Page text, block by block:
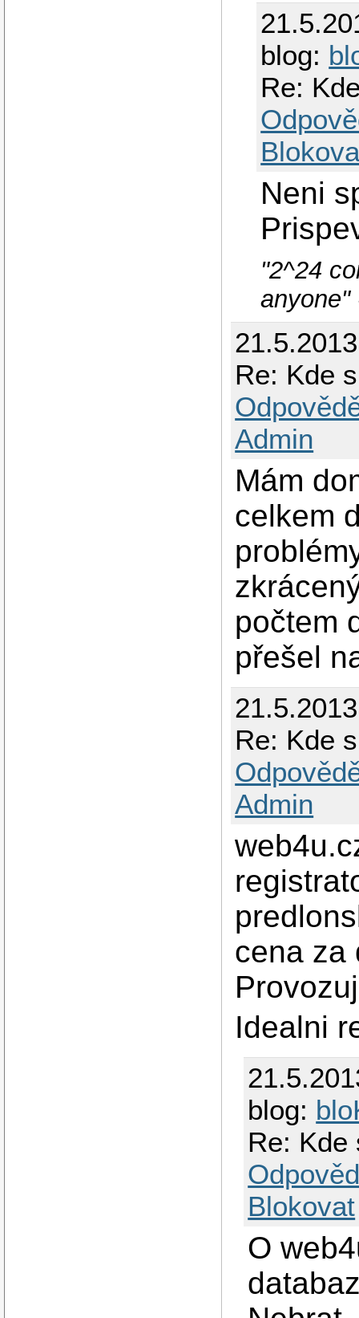
blog:
Re:
Neni
"2^24
anyone"
Re: Kde
Admin
Mám
celkem
počtem
přešel
Re: Kde
Admin
cena za
Idealni
blog:
Re: Kde
Blokovat
O